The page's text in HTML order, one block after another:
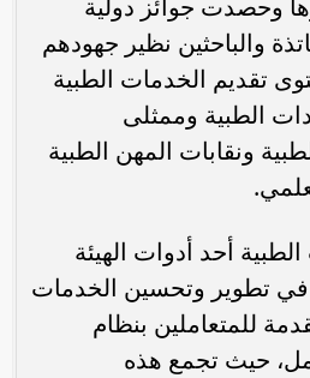
وحصدت جوائز دولية
والباحثين نظير جهودهم
تقديم الخدمات الطبية
الطبية وممثلى
ونقابات المهن الطبية
أحد أدوات الهيئة
في تطوير وتحسين الخدمات
للمتعاملين بنظام
حيث تجمع هذه